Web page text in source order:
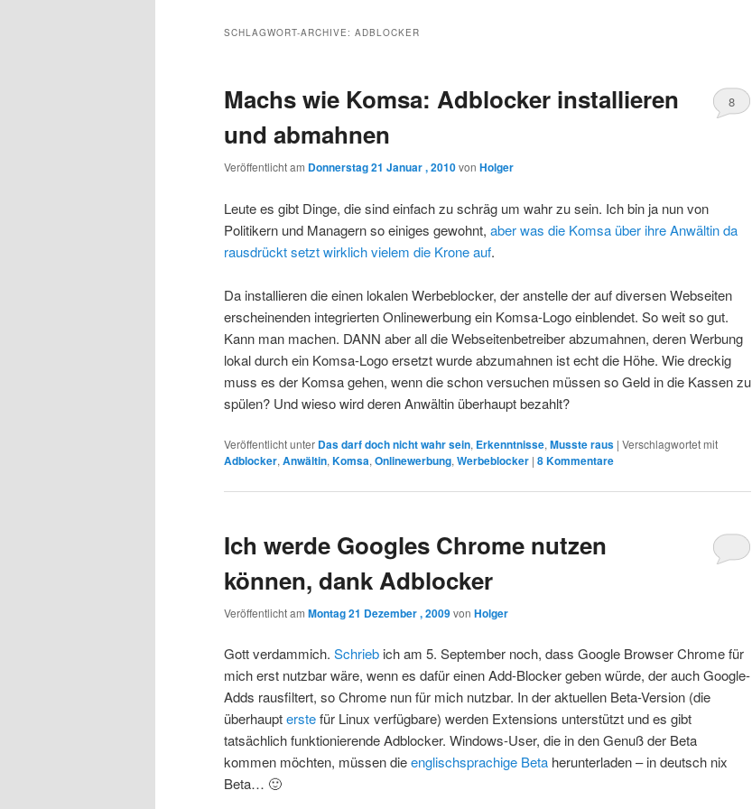
wechseln
SCHLAGWORT-ARCHIVE: ADBLOCKER
Machs wie Komsa: Adblocker installieren
und abmahnen
Veröffentlicht am Donnerstag 21 Januar , 2010von Holger
8
Leute es gibt Dinge, die sind einfach zu schräg um wahr zu sein. Ich bin ja nun von
Politikern und Managern so einiges gewohnt, aber was die Komsa über ihre Anwältin da
rausdrückt setzt wirklich vielem die Krone auf.
Da installieren die einen lokalen Werbeblocker, der anstelle der auf diversen Webseiten
erscheinenden integrierten Onlinewerbung ein Komsa-Logo einblendet. So weit so gut.
Kann man machen. DANN aber all die Webseitenbetreiber abzumahnen, deren Werbung
lokal durch ein Komsa-Logo ersetzt wurde abzumahnen ist echt die Höhe. Wie dreckig
muss es der Komsa gehen, wenn die schon versuchen müssen so Geld in die Kassen zu
spülen? Und wieso wird deren Anwältin überhaupt bezahlt?
Veröffentlicht unter Das darf doch nicht wahr sein, Erkenntnisse, Musste raus | Verschlagwortet mit
Adblocker, Anwältin, Komsa, Onlinewerbung, Werbeblocker | 8Kommentare
Ich werde Googles Chrome nutzen
können, dank Adblocker
Veröffentlicht am Montag 21 Dezember , 2009von Holger
Gott verdammich. Schrieb ich am 5. September noch, dass Google Browser Chrome für
mich erst nutzbar wäre, wenn es dafür einen Add-Blocker geben würde, der auch Google-
Adds rausfiltert, so Chrome nun für mich nutzbar. In der aktuellen Beta-Version (die
überhaupterstefür Linux verfügbare) werden Extensions unterstützt und es gibt
tatsächlich funktionierende Adblocker. Windows-User, die in den Genuß der Beta
kommen möchten, müssen dieenglischsprachige Beta herunterladen – in deutsch nix
Beta… 🙂